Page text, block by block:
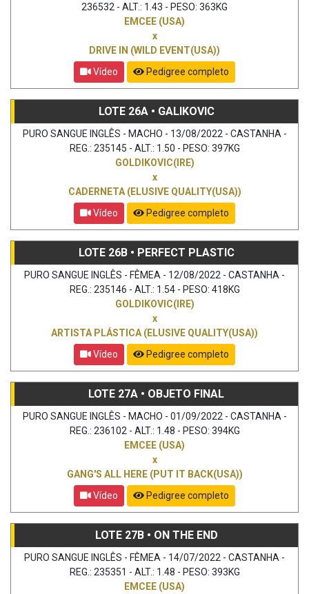
236532 - ALT.: 1.43 - PESO: 363KG
EMCEE (USA)
x
DRIVE IN (WILD EVENT(USA))
Vídeo
Pedigree completo
LOTE 26A • GALIKOVIC
PURO SANGUE INGLÊS - MACHO - 13/08/2022 - CASTANHA -
REG.: 235145 - ALT.: 1.50 - PESO: 397KG
GOLDIKOVIC(IRE)
x
CADERNETA (ELUSIVE QUALITY(USA))
Vídeo
Pedigree completo
LOTE 26B • PERFECT PLASTIC
PURO SANGUE INGLÊS - FÊMEA - 12/08/2022 - CASTANHA -
REG.: 235146 - ALT.: 1.54 - PESO: 418KG
GOLDIKOVIC(IRE)
x
ARTISTA PLÁSTICA (ELUSIVE QUALITY(USA))
Vídeo
Pedigree completo
LOTE 27A • OBJETO FINAL
PURO SANGUE INGLÊS - MACHO - 01/09/2022 - CASTANHA -
REG.: 236102 - ALT.: 1.48 - PESO: 394KG
EMCEE (USA)
x
GANG'S ALL HERE (PUT IT BACK(USA))
Vídeo
Pedigree completo
LOTE 27B • ON THE END
PURO SANGUE INGLÊS - FÊMEA - 14/07/2022 - CASTANHA -
REG.: 235351 - ALT.: 1.48 - PESO: 393KG
EMCEE (USA)